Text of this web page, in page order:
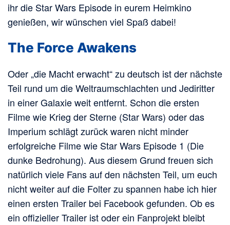
ihr die Star Wars Episode in eurem Heimkino
genießen, wir wünschen viel Spaß dabei!
The Force Awakens
Oder „die Macht erwacht“ zu deutsch ist der nächste
Teil rund um die Weltraumschlachten und Jediritter
in einer Galaxie weit entfernt. Schon die ersten
Filme wie Krieg der Sterne (Star Wars) oder das
Imperium schlägt zurück waren nicht minder
erfolgreiche Filme wie Star Wars Episode 1 (Die
dunke Bedrohung). Aus diesem Grund freuen sich
natürlich viele Fans auf den nächsten Teil, um euch
nicht weiter auf die Folter zu spannen habe ich hier
einen ersten Trailer bei Facebook gefunden. Ob es
ein offizieller Trailer ist oder ein Fanprojekt bleibt